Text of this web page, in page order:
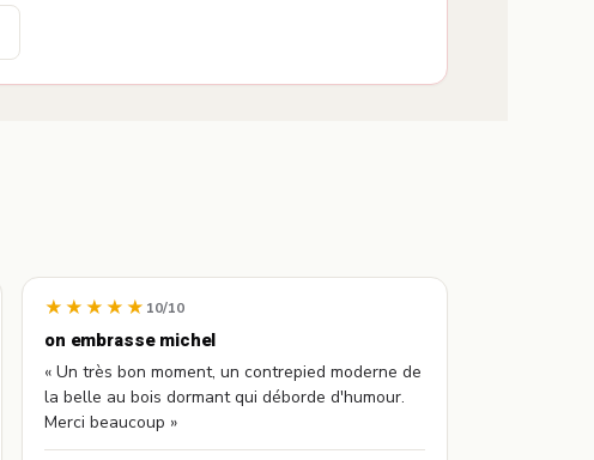
★★★★★ 10/10
on embrasse michel
« Un très bon moment, un contrepied moderne de
la belle au bois dormant qui déborde d'humour.
Merci beaucoup »